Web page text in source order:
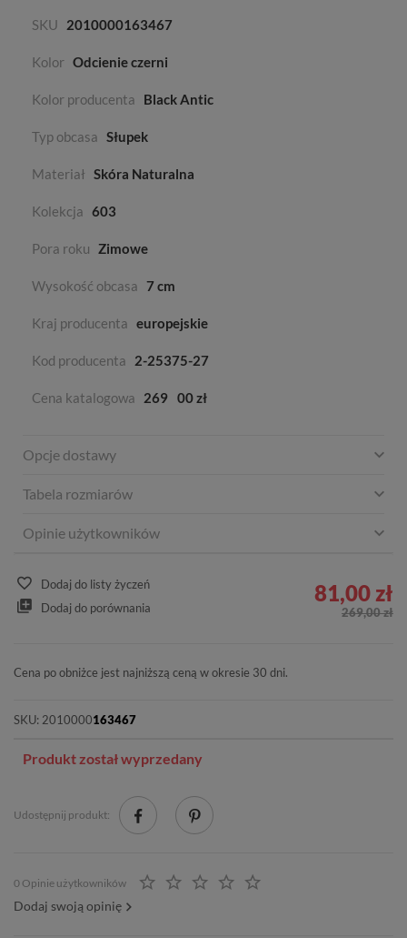
SKU 2010000163467
Kolor Odcienie czerni
Kolor producenta Black Antic
Typ obcasa Słupek
Materiał Skóra Naturalna
Kolekcja 603
Pora roku Zimowe
Wysokość obcasa 7 cm
Kraj producenta europejskie
Kod producenta 2-25375-27
Cena katalogowa 269 00 zł
Opcje dostawy
Tabela rozmiarów
Opinie użytkowników
Dodaj do listy życzeń
Dodaj do porównania
81,00 zł
269,00 zł
Cena po obniżce jest najniższą ceną w okresie 30 dni.
SKU: 2010000163467
Produkt został wyprzedany
Udostępnij produkt:
0 Opinie użytkowników
Dodaj swoją opinię